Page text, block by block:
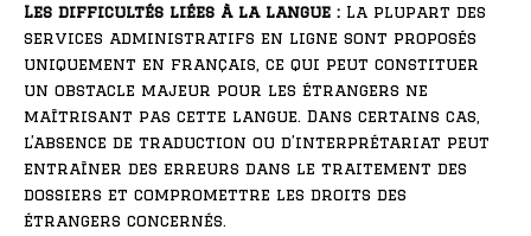
Les difficultés liées à la langue : La plupart des
services administratifs en ligne sont proposés
uniquement en français, ce qui peut constituer
un obstacle majeur pour les étrangers ne
maîtrisant pas cette langue. Dans certains cas,
l’absence de traduction ou d’interprétariat peut
entraîner des erreurs dans le traitement des
dossiers et compromettre les droits des
étrangers concernés.